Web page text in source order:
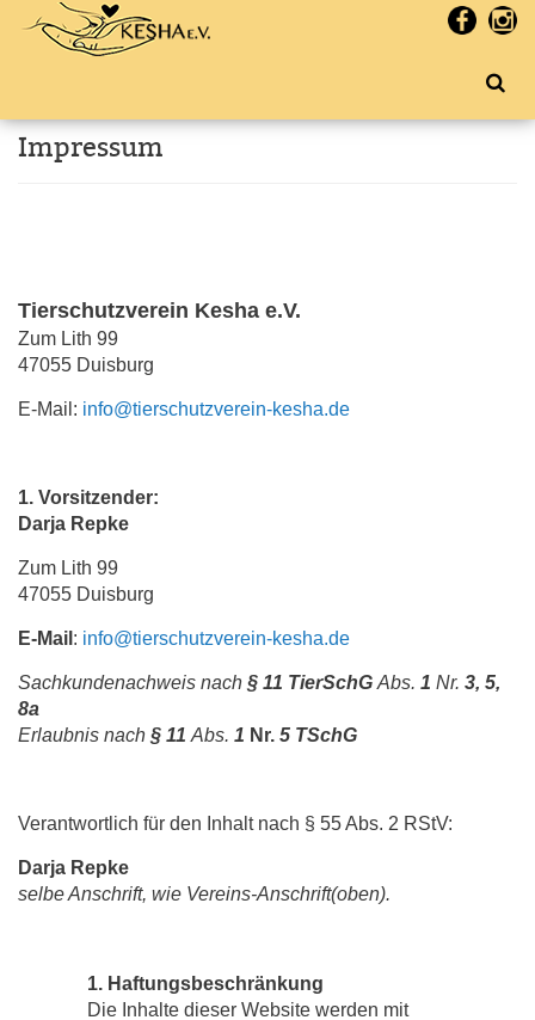
Impressum
Tierschutzverein Kesha e.V.
Zum Lith 99
47055 Duisburg
E-Mail: info@tierschutzverein-kesha.de
1. Vorsitzender:
Darja Repke
Zum Lith 99
47055 Duisburg
E-Mail : info@tierschutzverein-kesha.de
Sachkundenachweis nach § 11 TierSchG Abs. 1 Nr. 3, 5,
8a
Erlaubnis nach § 11 Abs. 1 Nr. 5 TSchG
Verantwortlich für den Inhalt nach § 55 Abs. 2 RStV:
Darja Repke
selbe Anschrift, wie Vereins-Anschrift(oben).
1. Haftungsbeschränkung
Die Inhalte dieser Website werden mit